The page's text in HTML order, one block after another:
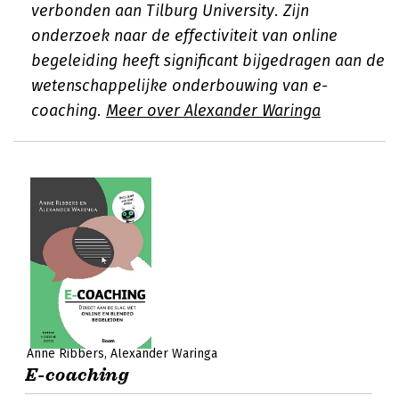
verbonden aan Tilburg University. Zijn
onderzoek naar de effectiviteit van online
begeleiding heeft significant bijgedragen aan de
wetenschappelijke onderbouwing van e-
coaching. Meer over Alexander Waringa
Anne Ribbers Alexander Waringa
E-coaching